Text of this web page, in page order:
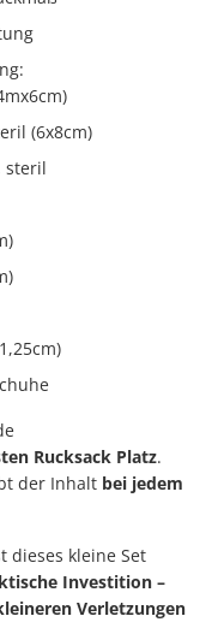
(6x8cm)
steril
Rucksack Platz.
der Inhalt bei jedem
dieses kleine Set
Investition –
Verletzungen